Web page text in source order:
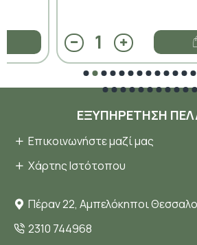
ΕΞΥΠΗΡΈΤΗΣΗ
Επικοινωνήστε μαζί μας
Χάρτης Ιστότοπου
Πέραν 22, Αμπελόκηποι
2310 744968